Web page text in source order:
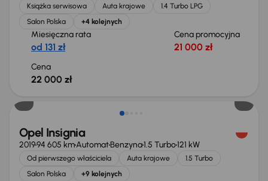
Książka serwisowa Auta krajowe
1.4 Turbo LPG
Salon Polska
+4 kolejnych
Miesięczna rata
od 131 zł
Cena promocyjna
21 000 zł
Cena
22 000 zł
Opel Insignia
201994 605 kmAutomatBenzyna1.5 Turbo121 kW
Od pierwszego właściciela Auta krajowe
1.5 Turbo
Salon Polska
+9 kolejnych